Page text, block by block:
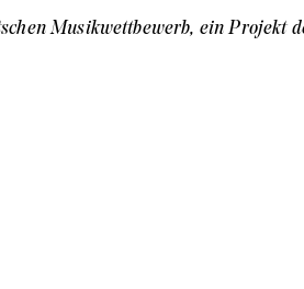
Musikwettbewerb, ein Projekt